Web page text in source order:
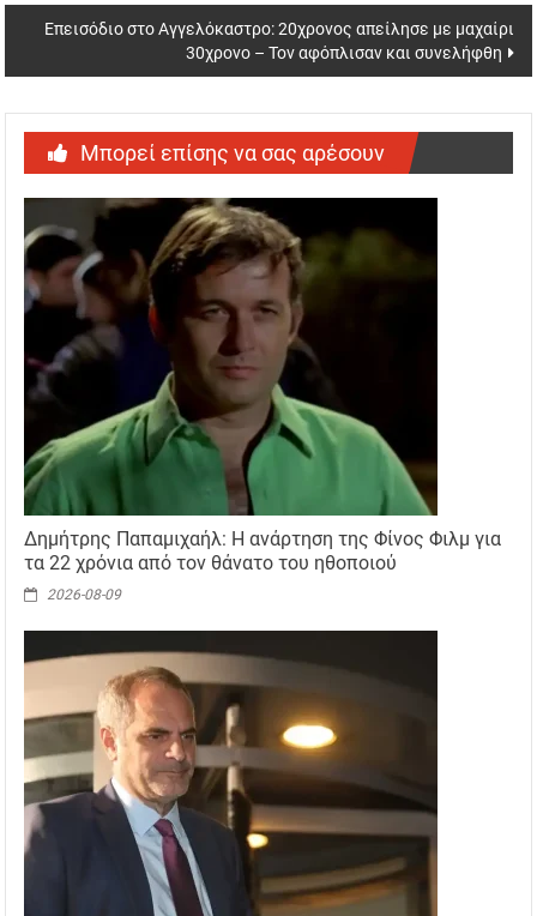
Επεισόδιο στο Αγγελόκαστρο: 20χρονος απείλησε με μαχαίρι
30χρονο – Τον αφόπλισαν και συνελήφθη
Μπορεί επίσης να σας αρέσουν
Δημήτρης Παπαμιχαήλ: Η ανάρτηση της Φίνος Φιλμ για
τα 22 χρόνια από τον θάνατο του ηθοποιού
2026-08-09